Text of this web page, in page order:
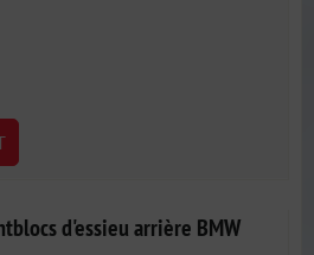
d'essieu arrière BMW